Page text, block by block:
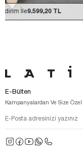
Sepette
E-Bülten
Kampanyalardan Ve Size